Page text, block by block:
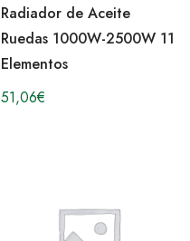
Radiador de Aceite
Ruedas 1000W-2500W 11
Elementos
51,06€